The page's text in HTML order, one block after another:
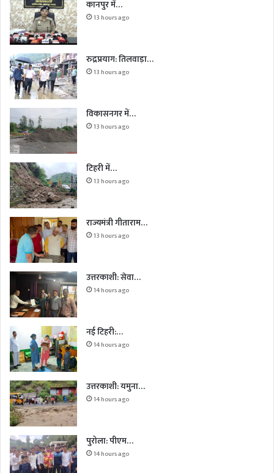
कानपुर में…
13 hours ago
रुद्रप्रयाग: तिलवाड़ा…
13 hours ago
विकासनगर में…
13 hours ago
टिहरी में…
13 hours ago
राज्यमंत्री गीताराम…
13 hours ago
उत्तरकाशी: सेवा…
14 hours ago
नई टिहरी:…
14 hours ago
उत्तरकाशी: यमुना…
14 hours ago
पुरोला: पीएम…
14 hours ago